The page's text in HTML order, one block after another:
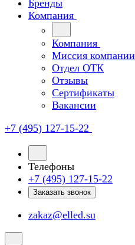
Бренды
Компания
Компания
Миссия компании
Отдел ОТК
Отзывы
Сертификаты
Вакансии
+7 (495) 127-15-22
Телефоны
+7 (495) 127-15-22
Заказать звонок
zakaz@elled.su